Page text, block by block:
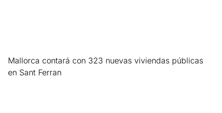
Mallorca contará con 323 nuevas viviendas públicas
en Sant Ferran